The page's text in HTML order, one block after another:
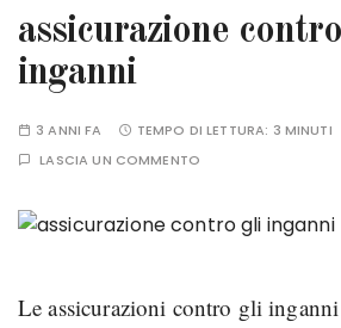
assicurazione
inganni
3 ANNI FA TEMPO DI LETTURA: 3 MINUTI
LASCIA UN COMMENTO
Le assicurazioni contro gli